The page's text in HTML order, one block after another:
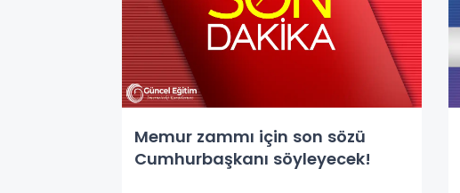
Memur zammı için son sözü
Cumhurbaşkanı söyleyecek!